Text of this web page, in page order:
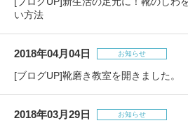
い方法
2018年04月04日 お知らせ
[ブログUP]靴磨き教室を開きました。
2018年03月29日 お知らせ